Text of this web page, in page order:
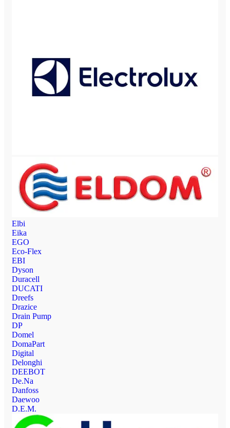
Elbi
Eika
EGO
Eco-Flex
EBI
Dyson
Duracell
DUCATI
Dreefs
Drazice
Drain Pump
DP
Domel
DomaPart
Digital
Delonghi
DEEBOT
De.Na
Danfoss
Daewoo
D.E.M.